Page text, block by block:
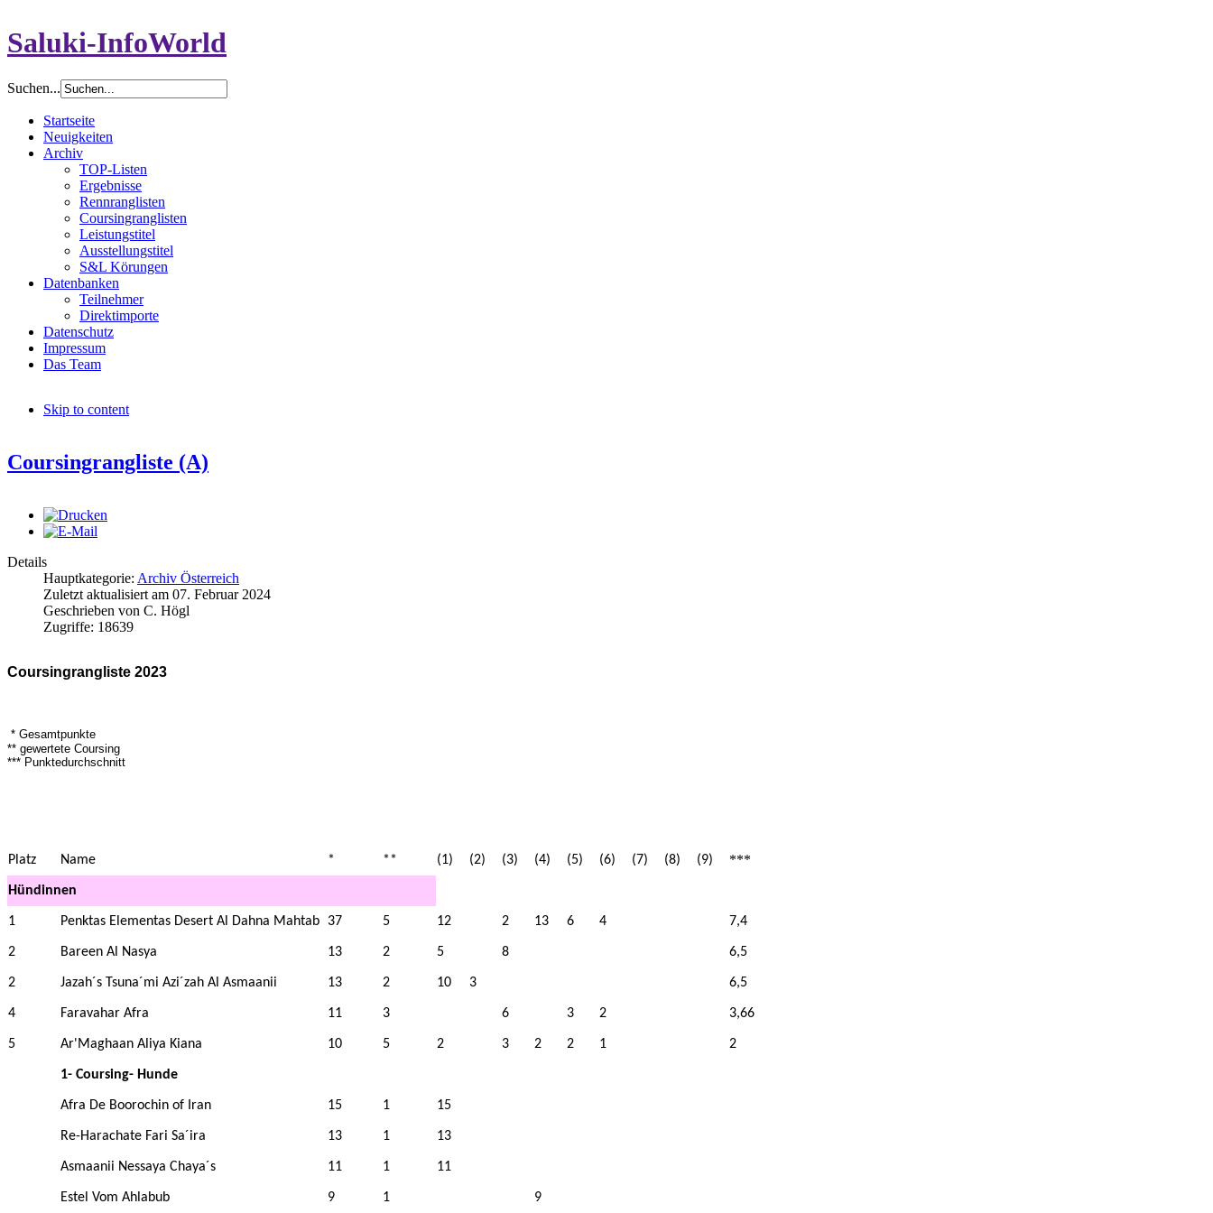
Saluki-InfoWorld
Suchen...
Startseite
Neuigkeiten
Archiv
TOP-Listen
Ergebnisse
Rennranglisten
Coursingranglisten
Leistungstitel
Ausstellungstitel
S&L Körungen
Datenbanken
Teilnehmer
Direktimporte
Datenschutz
Impressum
Das Team
Skip to content
Coursingrangliste (A)
Details
Hauptkategorie: Archiv Österreich
Zuletzt aktualisiert am 07. Februar 2024
Geschrieben von C. Högl
Zugriffe: 18639
Coursingrangliste 2023
* Gesamtpunkte
** gewertete Coursing
*** Punktedurchschnitt
Platz Name * ** (1) (2) (3) (4) (5) (6) (7) (8) (9) ***
Hündinnen
1 Penktas Elementas Desert Al Dahna Mahtab 37 5 12 2 13 6 4 7,4
2 Bareen Al Nasya 13 2 5 8 6,5
2 Jazah´s Tsuna´mi Azi´zah Al Asmaanii 13 2 10 3 6,5
4 Faravahar Afra 11 3 6 3 2 3,66
5 Ar'Maghaan Aliya Kiana 10 5 2 3 2 2 1 2
1- Coursing- Hunde
Afra De Boorochin of Iran 15 1 15
Re-Harachate Fari Sa´ira 13 1 13
Asmaanii Nessaya Chaya´s 11 1 11
Estel Vom Ahlabub 9 1 9